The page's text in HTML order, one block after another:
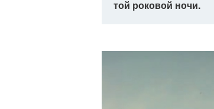
той роковой ночи.